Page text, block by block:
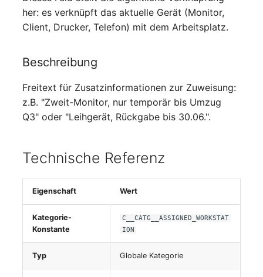
changelog-aeltere-
versionen
Mobiltelefon
Monitor
Netzbereich
Netzersatzanlage
Notfallplan
Objektgruppe
Organisation
Patchfeld
Personen
her: es verknüpft das aktuelle Gerät (Monitor,
Client, Drucker, Telefon) mit dem Arbeitsplatz.
Beschreibung
Freitext für Zusatzinformationen zur Zuweisung:
z.B. "Zweit-Monitor, nur temporär bis Umzug
Q3" oder "Leihgerät, Rückgabe bis 30.06.".
Technische Referenz
Eigenschaft Wert
Kategorie-
Konstante
C__CATG__ASSIGNED_WORKSTAT
ION
Typ Globale Kategorie